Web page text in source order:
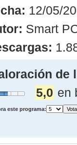
12/05/
Smart
de
5,0 en
este programa: